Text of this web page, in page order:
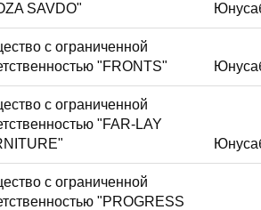
SAVDO"
с ограниченной
"FRONTS"
с ограниченной
"FAR-LAY
с ограниченной
"PROGRESS